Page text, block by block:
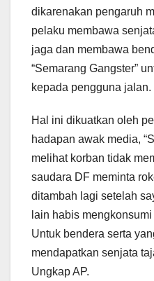
dikarenakan pengaruh
pelaku membawa
jaga dan membawa
“Semarang Gangster”
kepada pengguna jalan.
Hal ini dikuatkan oleh
hadapan awak media,
melihat korban tidak
saudara DF meminta
ditambah lagi setelah
lain habis
Untuk bendera serta
mendapatkan senjata
Ungkap AP.